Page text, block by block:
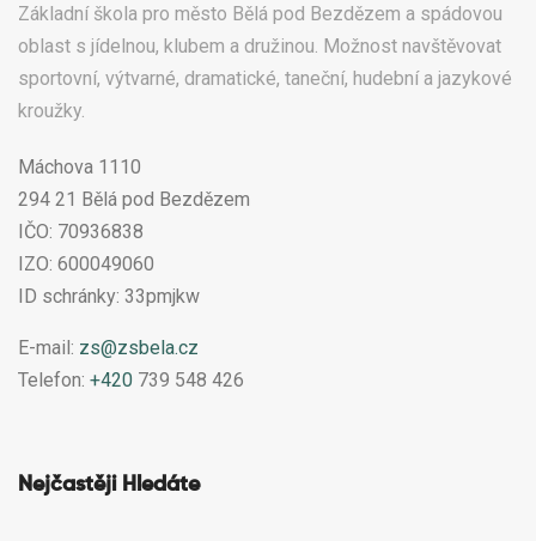
Základní škola pro město Bělá pod Bezdězem a spádovou
oblast s jídelnou, klubem a družinou. Možnost navštěvovat
sportovní, výtvarné, dramatické, taneční, hudební a jazykové
kroužky.
Máchova 1110
294 21 Bělá pod Bezdězem
IČO: 70936838
IZO: 600049060
ID schránky: 33pmjkw
E-mail: zs@zsbela.cz
Telefon: +420 739 548 426
Nejčastěji Hledáte